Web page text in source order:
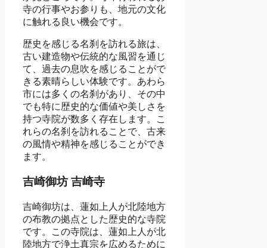
寺の行事やお参りも、地元の文化
に触れる良い機会です。
歴史を感じる名刹を訪れる旅は、
古い建造物や伝統的な風習を通じ
て、過去の息吹を感じることがで
きる素晴らしい体験です。あわら
市には多くの名刹があり、その中
でも特に歴史的な価値や美しさを
持つ寺院が数多く存在します。こ
れらの名刹を訪れることで、古来
の風情や精神を感じることができ
ます。
吉崎御坊 吉崎寺
吉崎御坊は、蓮如上人が北陸地方
の布教の拠点とした歴史的な寺院
です。この寺院は、蓮如上人が北
陸地方で浄土真宗を広めるために